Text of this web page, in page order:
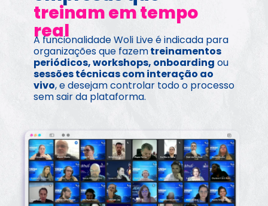
treinam em tempo
real
A funcionalidade Woli Live é indicada para
organizações que fazem treinamentos
periódicos, workshops, onboarding
sessões técnicas com interação ao
vivo, e desejam controlar todo o processo
sem sair da plataforma.